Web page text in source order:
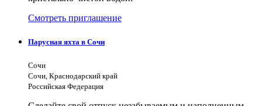
Смотреть приглашение
Парусная яхта в Сочи
Сочи
Сочи, Краснодарский край
Российская Федерация